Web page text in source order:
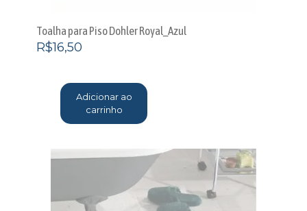
Toalha para Piso Dohler Royal_Azul
R$16,50
Adicionar ao
carrinho